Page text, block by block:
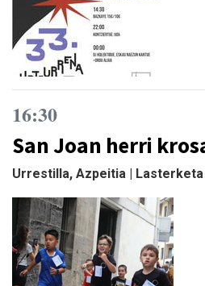
16:30
San Joan herri
Urrestilla, Azpeitia | Lasterketa